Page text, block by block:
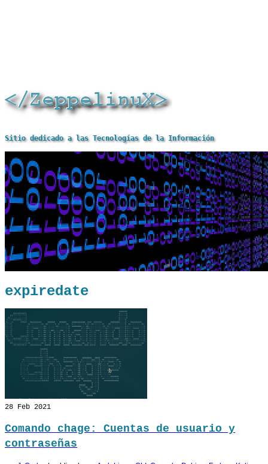
Sitio dedicado a las Tecnologías de la Información
expiredate
28 Feb 2021
Comando chage: Cuentas de usuario y
contraseñas